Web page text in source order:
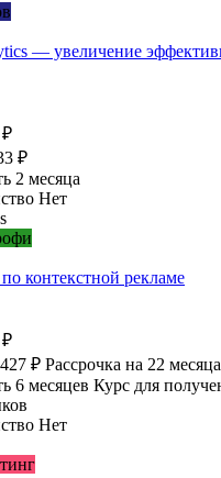
— увеличение
₽
₽
2 месяца
Нет
контекстной рекламе
₽
₽ Рассрочка на 22 месяца
6 месяцев Курс для
Нет